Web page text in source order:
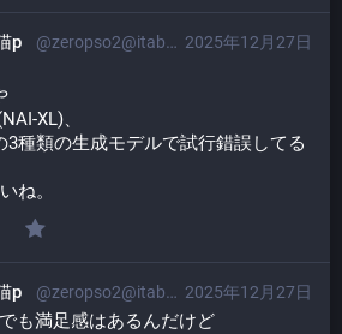
2025年12月27日
p @zeropso2@itabashi.0j0.jp
XL)、
3種類の生成モデルで試行錯誤してる
ね。
2025年12月27日
p @zeropso2@itabashi.0j0.jp
も満足感はあるんだけど